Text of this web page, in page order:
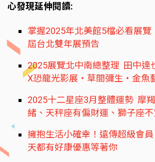
心發現延伸閱讀:
掌握2025年北美館5檔必看展
屆台北雙年展預告
2025展覽北中南總整理 田中
X恐龍光影展‧草間彌生‧金魚
2025十二星座3月整體運勢 摩
緒、天秤座有偏財運、獅子座
擁抱生活小確幸！遠傳超級會
天都有好康優惠等著你